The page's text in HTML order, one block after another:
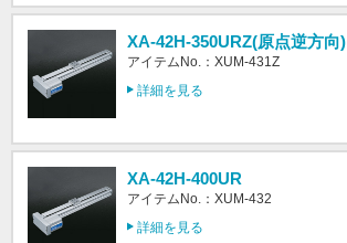
XA-42H-350URZ(原点逆方向)
アイテムNo.：XUM-431Z
詳細を見る
XA-42H-400UR
アイテムNo.：XUM-432
詳細を見る